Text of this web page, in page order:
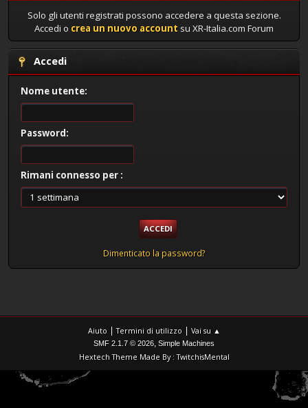
Solo gli utenti registrati possono accedere a questa sezione.
Accedi o crea un nuovo account su XR-Italia.com Forum
Accedi
Nome utente:
Password:
Rimani connesso per :
Dimenticato la password?
Aiuto |Termini di utilizzo | Vai su ▲
SMF 2.1.7 © 2026, Simple Machines
Hextech Theme Made By : TwitchisMental